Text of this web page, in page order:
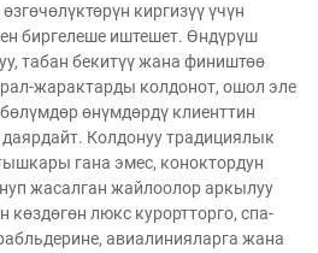
киргизүү үчүн
биргелеше иштешет. Өндүрүш
табан бекитүү жана фиништөө
жарактарды колдонот, ошол эле
өнүмдөрдү клиенттин
Колдонуу традициялык
гана эмес, коноктордун
жасалган жайлоолор аркылуу
көздөгөн люкс курортторго, спа-
авиалинияларга жана